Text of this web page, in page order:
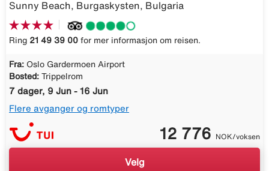
Sunny Beach, Burgaskysten, Bulgaria
Ring 21 49 39 00 for mer informasjon om reisen.
Fra: Oslo Gardermoen Airport
Bosted: Trippelrom
7 dager, 9 Jun - 16 Jun
Flere avganger og romtyper
12 776 NOK/voksen
Velg